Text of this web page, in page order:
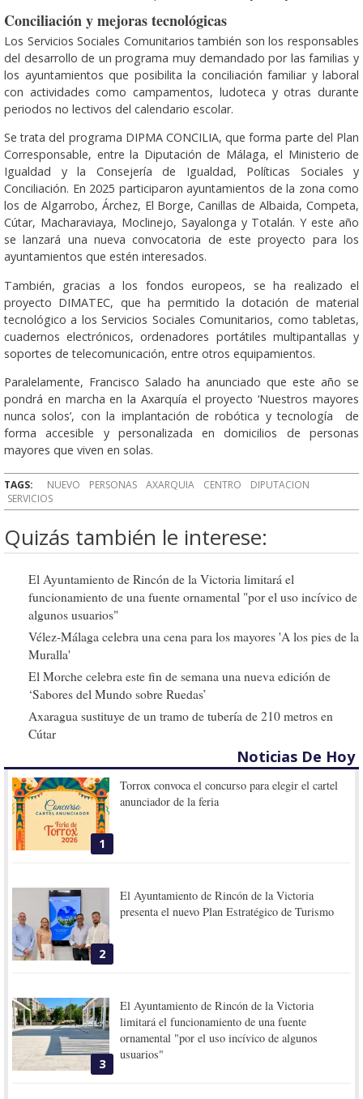
Conciliación y mejoras tecnológicas
Los Servicios Sociales Comunitarios también son los responsables
del desarrollo de un programa muy demandado por las familias y
los ayuntamientos que posibilita la conciliación familiar y laboral
con actividades como campamentos, ludoteca y otras durante
periodos no lectivos del calendario escolar.
Se trata del programa DIPMA CONCILIA, que forma parte del Plan
Corresponsable, entre la Diputación de Málaga, el Ministerio de
Igualdad y la Consejería de Igualdad, Políticas Sociales y
Conciliación. En 2025 participaron ayuntamientos de la zona como
los de Algarrobo, Árchez, El Borge, Canillas de Albaida, Competa,
Cútar, Macharaviaya, Moclinejo, Sayalonga y Totalán. Y este año
se lanzará una nueva convocatoria de este proyecto para los
ayuntamientos que estén interesados.
También, gracias a los fondos europeos, se ha realizado el
proyecto DIMATEC, que ha permitido la dotación de material
tecnológico a los Servicios Sociales Comunitarios, como tabletas,
cuadernos electrónicos, ordenadores portátiles multipantallas y
soportes de telecomunicación, entre otros equipamientos.
Paralelamente, Francisco Salado ha anunciado que este año se
pondrá en marcha en la Axarquía el proyecto ‘Nuestros mayores
nunca solos’, con la implantación de robótica y tecnología de
forma accesible y personalizada en domicilios de personas
mayores que viven en solas.
TAGS: NUEVO PERSONAS AXARQUIA CENTRO
DIPUTACION
SERVICIOS
Quizás también le interese:
El Ayuntamiento de Rincón de la Victoria limitará el
funcionamiento de una fuente ornamental "por el uso incívico de
algunos usuarios"
Vélez-Málaga celebra una cena para los mayores 'A los pies de la
Muralla'
El Morche celebra este fin de semana una nueva edición de
‘Sabores del Mundo sobre Ruedas’
Axaragua sustituye de un tramo de tubería de 210 metros en
Cútar
Noticias De Hoy
1
Torrox convoca el concurso para elegir el cartel
anunciador de la feria
2
El Ayuntamiento de Rincón de la Victoria
presenta el nuevo Plan Estratégico de Turismo
3
El Ayuntamiento de Rincón de la Victoria
limitará el funcionamiento de una fuente
ornamental "por el uso incívico de algunos
usuarios"